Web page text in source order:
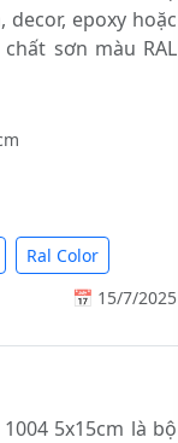
epoxy hoặc
sơn màu RAL
Ral Color
📅 15/7/2025
5x15cm là bộ